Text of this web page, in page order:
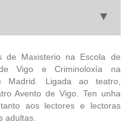
de Maxisterio na Escola de
Vigo e Criminoloxía na
Madrid. Ligada ao teatro,
Avento de Vigo. Ten unha
aos lectores e lectoras
adultas.